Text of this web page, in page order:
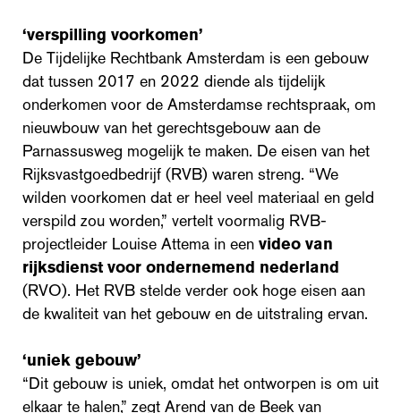
‘verspilling voorkomen’
De Tijdelijke Rechtbank Amsterdam is een gebouw
dat tussen 2017 en 2022 diende als tijdelijk
onderkomen voor de Amsterdamse rechtspraak, om
nieuwbouw van het gerechtsgebouw aan de
Parnassusweg mogelijk te maken. De eisen van het
Rijksvastgoedbedrijf (RVB) waren streng. “We
wilden voorkomen dat er heel veel materiaal en geld
verspild zou worden,” vertelt voormalig RVB-
projectleider Louise Attema in een video van
rijksdienst voor ondernemend nederland
(RVO). Het RVB stelde verder ook hoge eisen aan
de kwaliteit van het gebouw en de uitstraling ervan.
‘uniek gebouw’
“Dit gebouw is uniek, omdat het ontworpen is om uit
elkaar te halen,” zegt Arend van de Beek van